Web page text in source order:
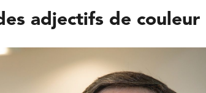
adjectifs de couleur